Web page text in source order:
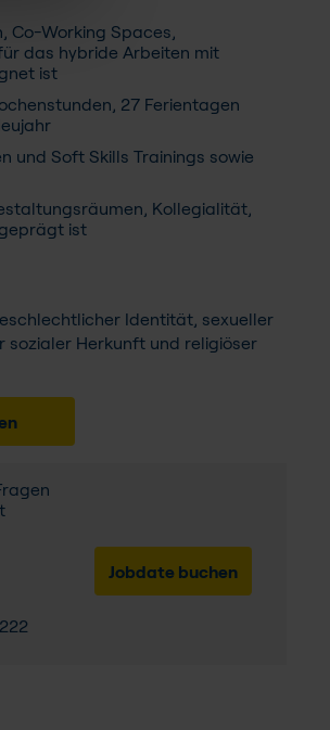
Co-Working Spaces,
das hybride Arbeiten mit
ist
27 Ferientagen
und Soft Skills Trainings sowie
Kollegialität,
ist
Identität, sexueller
sozialer Herkunft und religiöser
Jobdate buchen​